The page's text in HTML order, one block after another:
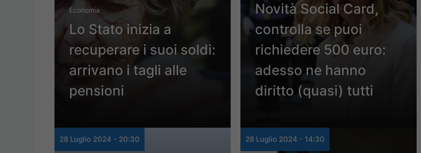
Economia
Lo Stato inizia a
recuperare i suoi soldi:
arrivano i tagli alle
pensioni
Novità Social Card,
controlla se puoi
richiedere 500 euro:
adesso ne hanno
diritto (quasi) tutti
28 Luglio 2024 - 20:30 28 Luglio 2024 - 14:30